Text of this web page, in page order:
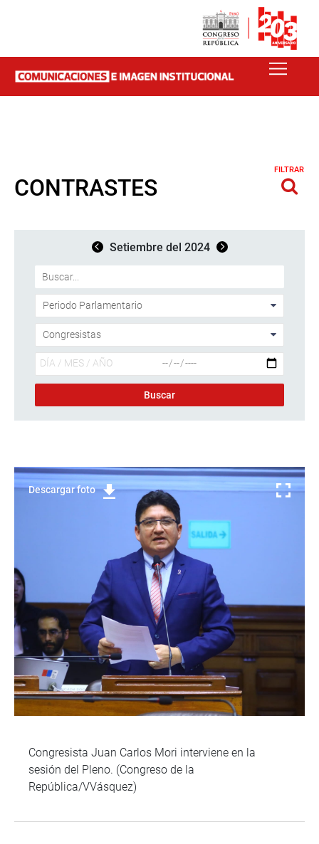
CONTRASTES
FILTRAR
Setiembre del 2024
Descargar foto
Congresista Juan Carlos Mori interviene en la
sesión del Pleno. (Congreso de la
República/VVásquez)